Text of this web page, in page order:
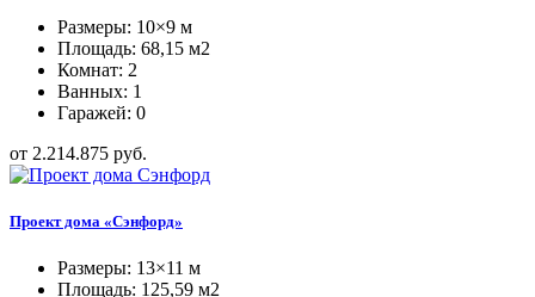
Размеры: 10×9 м
Площадь: 68,15 м2
Комнат: 2
Ванных: 1
Гаражей: 0
от 2.214.875 руб.
Проект дома «Сэнфорд»
Размеры: 13×11 м
Площадь: 125,59 м2